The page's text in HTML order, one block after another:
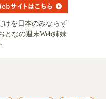
けを日本のみならず
となの週末Web姉妹